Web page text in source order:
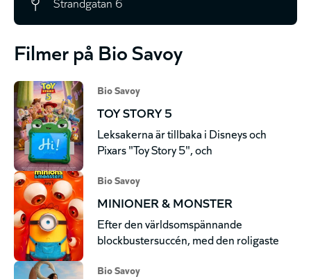
Filmer på Bio Savoy
Bio Savoy
TOY STORY 5
Leksakerna är tillbaka i Disneys och
Pixars "Toy Story 5", och
Bio Savoy
MINIONER & MONSTER
Efter den världsomspännande
blockbustersuccén, med den roligaste
Bio Savoy